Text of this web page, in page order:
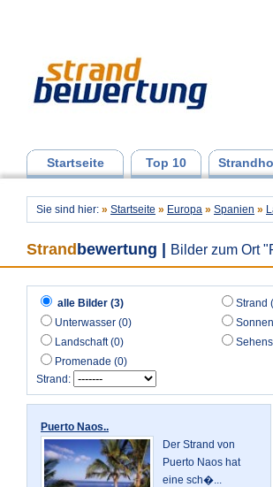
Startseite Top 10
Sie sind hier: » Startseite » Europa » Spanien »
Strand bewertung Bilder zum Ort
alle Bilder (3)
Strand
Unterwasser (0)
Landschaft (0)
Promenade (0)
Strand:
Puerto Naos..
Der Strand von
Puerto Naos hat
eine sch�...